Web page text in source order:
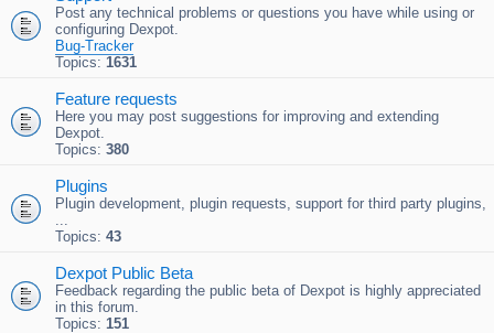
Post any technical problems or questions you have while using or
configuring Dexpot.
Bug-Tracker
Topics: 1631
Feature requests
Here you may post suggestions for improving and extending
Dexpot.
Topics: 380
Plugins
Plugin development, plugin requests, support for third party plugins,
...
Topics: 43
Dexpot Public Beta
Feedback regarding the public beta of Dexpot is highly appreciated
in this forum.
Topics: 151